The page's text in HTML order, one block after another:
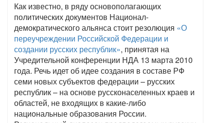
Как известно, в ряду основополагающих
политических документов Национал-
демократического альянса стоит резолюция «О
переучреждении Российской Федерации и
создании русских республик», принятая на
Учредительной конференции НДА 13 марта 2010
года. Речь идет об идее создания в составе РФ
семи новых субъектов федерации – русских
республик – на основе руссконаселенных краев и
областей, не входящих в какие-либо
национальные образования России.